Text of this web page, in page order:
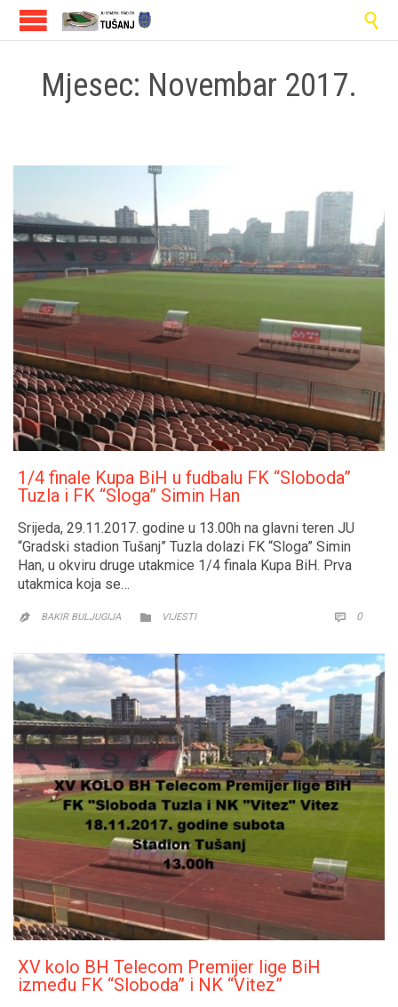

Mjesec: Novembar 2017.
1/4 finale Kupa BiH u fudbalu FK “Sloboda”
Tuzla i FK “Sloga” Simin Han
Srijeda, 29.11.2017. godine u 13.00h na glavni teren JU
“Gradski stadion Tušanj” Tuzla dolazi FK “Sloga” Simin
Han, u okviru druge utakmice 1/4 finala Kupa BiH. Prva
utakmica koja se…
 BAKIR BULJUGIJA  CATEGORY
VIJESTI  0
XV kolo BH Telecom Premijer lige BiH
između FK “Sloboda” i NK “Vitez”